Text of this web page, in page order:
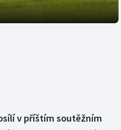
v příštím soutěžním